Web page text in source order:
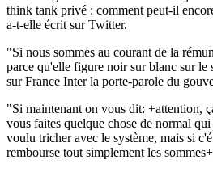
think tank privé : comment peut-il
a-t-elle écrit sur Twitter.
"Si nous sommes au courant de la
parce qu'elle figure noir sur blanc sur
sur France Inter la porte-parole du
"Si maintenant on vous dit: +attention,
vous faites quelque chose de normal
voulu tricher avec le système, mais si
rembourse tout simplement les